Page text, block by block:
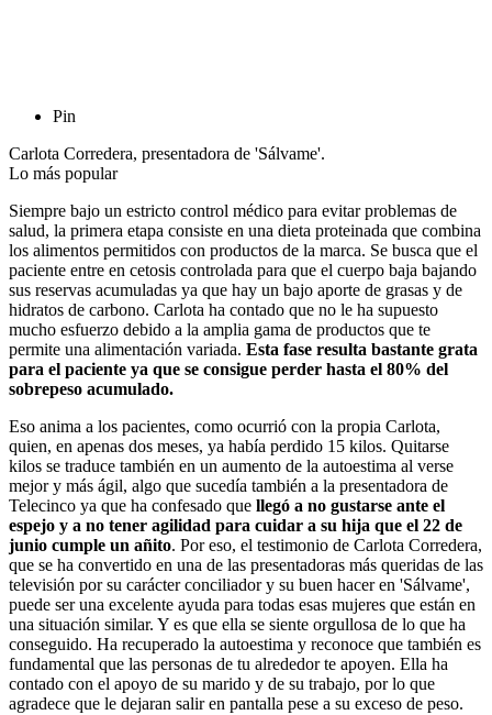
Pin
Carlota Corredera, presentadora de 'Sálvame'.
Lo más popular
Siempre bajo un estricto control médico para evitar problemas de
salud, la primera etapa consiste en una dieta proteinada que combina
los alimentos permitidos con productos de la marca. Se busca que el
paciente entre en cetosis controlada para que el cuerpo baja bajando
sus reservas acumuladas ya que hay un bajo aporte de grasas y de
hidratos de carbono. Carlota ha contado que no le ha supuesto
mucho esfuerzo debido a la amplia gama de productos que te
permite una alimentación variada. Esta fase resulta bastante grata
para el paciente ya que se consigue perder hasta el 80% del
sobrepeso acumulado.
Eso anima a los pacientes, como ocurrió con la propia Carlota,
quien, en apenas dos meses, ya había perdido 15 kilos. Quitarse
kilos se traduce también en un aumento de la autoestima al verse
mejor y más ágil, algo que sucedía también a la presentadora de
Telecinco ya que ha confesado que llegó a no gustarse ante el
espejo y a no tener agilidad para cuidar a su hija que el 22 de
junio cumple un añito. Por eso, el testimonio de Carlota Corredera,
que se ha convertido en una de las presentadoras más queridas de las
televisión por su carácter conciliador y su buen hacer en 'Sálvame',
puede ser una excelente ayuda para todas esas mujeres que están en
una situación similar. Y es que ella se siente orgullosa de lo que ha
conseguido. Ha recuperado la autoestima y reconoce que también es
fundamental que las personas de tu alrededor te apoyen. Ella ha
contado con el apoyo de su marido y de su trabajo, por lo que
agradece que le dejaran salir en pantalla pese a su exceso de peso.